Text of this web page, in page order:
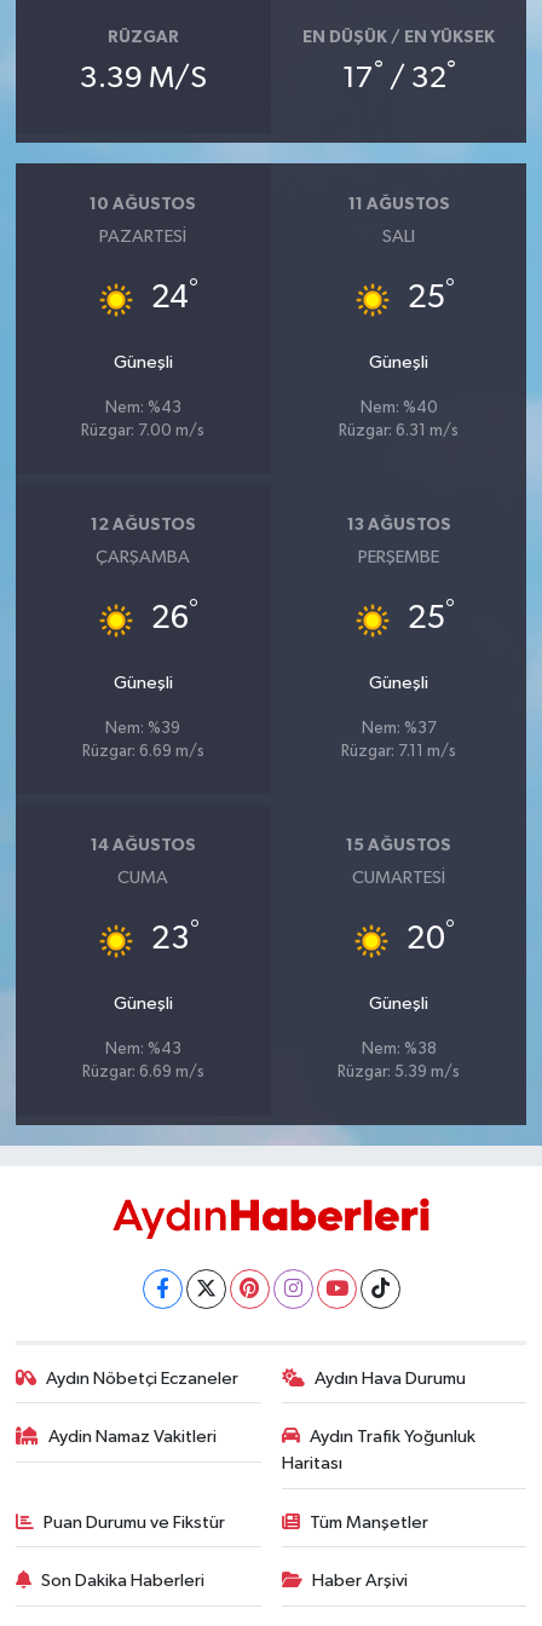
RÜZGAR
3.39 M/S
EN DÜŞÜK / EN YÜKSEK
17° / 32°
10 AĞUSTOS
PAZARTESI
24°
Güneşli
Nem: %43
Rüzgar: 7.00 m/s
11 AĞUSTOS
SALI
25°
Güneşli
Nem: %40
Rüzgar: 6.31 m/s
12 AĞUSTOS
ÇARŞAMBA
26°
Güneşli
Nem: %39
Rüzgar: 6.69 m/s
13 AĞUSTOS
PERŞEMBE
25°
Güneşli
Nem: %37
Rüzgar: 7.11 m/s
14 AĞUSTOS
CUMA
23°
Güneşli
Nem: %43
Rüzgar: 6.69 m/s
15 AĞUSTOS
CUMARTESI
20°
Güneşli
Nem: %38
Rüzgar: 5.39 m/s
Aydın Nöbetçi Eczaneler Aydın Hava Durumu
Aydin Namaz Vakitleri
Aydın Trafik Yoğunluk
Haritası
Puan Durumu ve Fikstür Tüm Manşetler
Son Dakika Haberleri Haber Arşivi
AFYON
AYDIN
İZMİR
MANİSA
UŞAK
YURT